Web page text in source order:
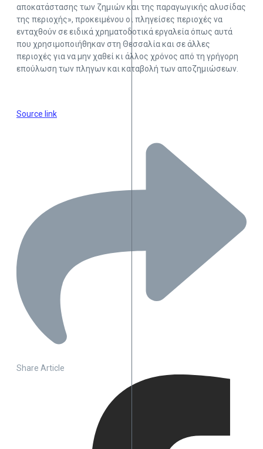
αποκατάστασης των ζημιών και της παραγωγικής αλυσίδας
της περιοχής», προκειμένου οι πληγείσες περιοχές να
ενταχθούν σε ειδικά χρηματοδοτικά εργαλεία όπως αυτά
που χρησιμοποιήθηκαν στη Θεσσαλία και σε άλλες
περιοχές για να μην χαθεί κι άλλος χρόνος από τη γρήγορη
επούλωση των πληγων και καταβολή των αποζημιώσεων.
Source link
Share Article